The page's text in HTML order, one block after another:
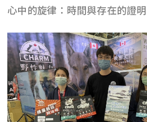
心中的旋律：時間與存在的證明